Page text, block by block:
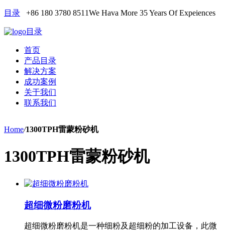
目录 +86 180 3780 8511We Hava More 35 Years Of Expeiences
目录
首页
产品目录
解决方案
成功案例
关于我们
联系我们
Home/1300TPH雷蒙粉砂机
1300TPH雷蒙粉砂机
超细微粉磨粉机
超细微粉磨粉机是一种细粉及超细粉的加工设备，此微